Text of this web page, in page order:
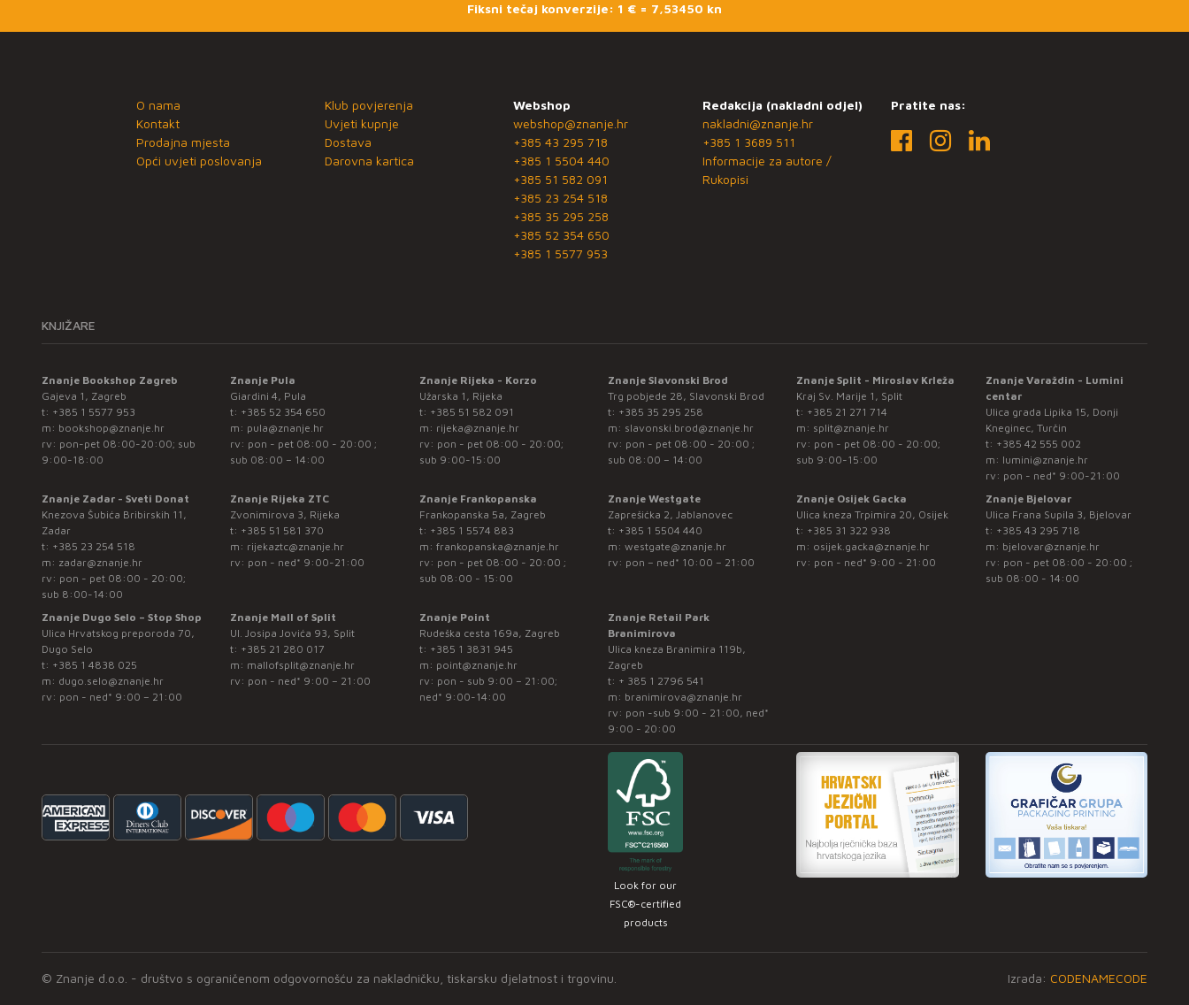
Fiksni tečaj konverzije: 1 € = 7,53450 kn
O nama
Kontakt
Prodajna mjesta
Opći uvjeti poslovanja
Klub povjerenja
Uvjeti kupnje
Dostava
Darovna kartica
Webshop
webshop@znanje.hr
+385 43 295 718
+385 1 5504 440
+385 51 582 091
+385 23 254 518
+385 35 295 258
+385 52 354 650
+385 1 5577 953
Redakcija (nakladni odjel)
nakladni@znanje.hr
+385 1 3689 511
Informacije za autore /
Rukopisi
Pratite nas:
KNJIŽARE
Znanje Bookshop Zagreb
Gajeva 1, Zagreb
t: +385 1 5577 953
m: bookshop@znanje.hr
rv: pon-pet 08:00-20:00; sub
9:00-18:00
Znanje Pula
Giardini 4, Pula
t: +385 52 354 650
m: pula@znanje.hr
rv: pon - pet 08:00 - 20:00 ;
sub 08:00 – 14:00
Znanje Rijeka - Korzo
Užarska 1, Rijeka
t: +385 51 582 091
m: rijeka@znanje.hr
rv: pon - pet 08:00 - 20:00;
sub 9:00-15:00
Znanje Slavonski Brod
Trg pobjede 28, Slavonski Brod
t: +385 35 295 258
m: slavonski.brod@znanje.hr
rv: pon - pet 08:00 - 20:00 ;
sub 08:00 – 14:00
Znanje Split - Miroslav Krleža
Kraj Sv. Marije 1, Split
t: +385 21 271 714
m: split@znanje.hr
rv: pon - pet 08:00 - 20:00;
sub 9:00-15:00
Znanje Varaždin - Lumini
centar
Ulica grada Lipika 15, Donji
Kneginec, Turčin
t: +385 42 555 002
m: lumini@znanje.hr
rv: pon - ned* 9:00-21:00
Znanje Zadar - Sveti Donat
Knezova Šubića Bribirskih 11,
Zadar
t: +385 23 254 518
m: zadar@znanje.hr
rv: pon - pet 08:00 - 20:00;
sub 8:00-14:00
Znanje Rijeka ZTC
Zvonimirova 3, Rijeka
t: +385 51 581 370
m: rijekaztc@znanje.hr
rv: pon - ned* 9:00-21:00
Znanje Frankopanska
Frankopanska 5a, Zagreb
t: +385 1 5574 883
m: frankopanska@znanje.hr
rv: pon - pet 08:00 - 20:00 ;
sub 08:00 - 15:00
Znanje Westgate
Zaprešićka 2, Jablanovec
t: +385 1 5504 440
m: westgate@znanje.hr
rv: pon – ned* 10:00 – 21:00
Znanje Osijek Gacka
Ulica kneza Trpimira 20, Osijek
t: +385 31 322 938
m: osijek.gacka@znanje.hr
rv: pon - ned* 9:00 - 21:00
Znanje Bjelovar
Ulica Frana Supila 3, Bjelovar
t: +385 43 295 718
m: bjelovar@znanje.hr
rv: pon - pet 08:00 - 20:00 ;
sub 08:00 - 14:00
Znanje Dugo Selo – Stop Shop
Ulica Hrvatskog preporoda 70,
Dugo Selo
t: +385 1 4838 025
m: dugo.selo@znanje.hr
rv: pon - ned* 9:00 – 21:00
Znanje Mall of Split
Ul. Josipa Jovića 93, Split
t: +385 21 280 017
m: mallofsplit@znanje.hr
rv: pon - ned* 9:00 – 21:00
Znanje Point
Rudeška cesta 169a, Zagreb
t: +385 1 3831 945
m: point@znanje.hr
rv: pon - sub 9:00 – 21:00;
ned* 9:00-14:00
Znanje Retail Park
Branimirova
Ulica kneza Branimira 119b,
Zagreb
t: + 385 1 2796 541
m: branimirova@znanje.hr
rv: pon -sub 9:00 - 21:00, ned*
9:00 - 20:00
Look for our
FSC®-certified
products
© Znanje d.o.o. - društvo s ograničenom odgovornošću za nakladničku, tiskarsku djelatnost i trgovinu. Izrada: CODENAMECODE